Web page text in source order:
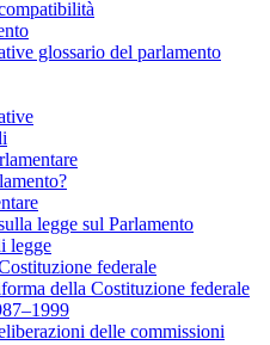
glossario del parlamento
legge sul Parlamento
legge
federale
della Costituzione federale
delle commissioni